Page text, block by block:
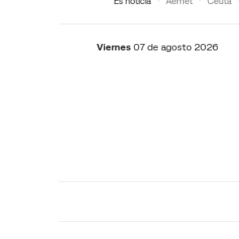
Viernes 07 de agosto 2026